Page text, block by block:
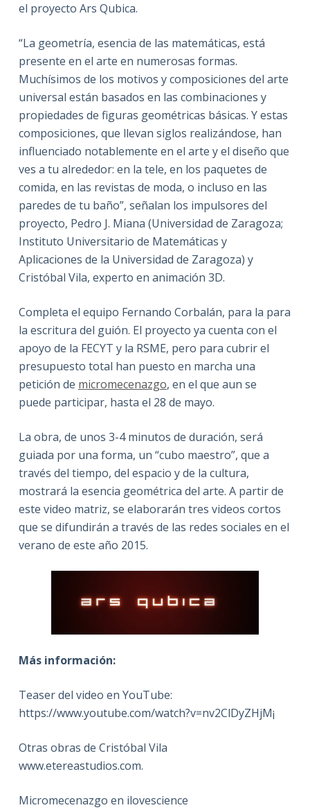
el proyecto Ars Qubica.
“La geometría, esencia de las matemáticas, está
presente en el arte en numerosas formas.
Muchísimos de los motivos y composiciones del arte
universal están basados en las combinaciones y
propiedades de figuras geométricas básicas. Y estas
composiciones, que llevan siglos realizándose, han
influenciado notablemente en el arte y el diseño que
ves a tu alrededor: en la tele, en los paquetes de
comida, en las revistas de moda, o incluso en las
paredes de tu baño”, señalan los impulsores del
proyecto, Pedro J. Miana (Universidad de Zaragoza;
Instituto Universitario de Matemáticas y
Aplicaciones de la Universidad de Zaragoza) y
Cristóbal Vila, experto en animación 3D.
Completa el equipo Fernando Corbalán, para la para
la escritura del guión. El proyecto ya cuenta con el
apoyo de la FECYT y la RSME, pero para cubrir el
presupuesto total han puesto en marcha una
petición de micromecenazgo, en el que aun se
puede participar, hasta el 28 de mayo.
La obra, de unos 3-4 minutos de duración, será
guiada por una forma, un “cubo maestro”, que a
través del tiempo, del espacio y de la cultura,
mostrará la esencia geométrica del arte. A partir de
este video matriz, se elaborarán tres videos cortos
que se difundirán a través de las redes sociales en el
verano de este año 2015.
Más información:
Teaser del video en YouTube:
https://www.youtube.com/watch?v=nv2ClDyZHjM¡
Otras obras de Cristóbal Vila
www.etereastudios.com.
Micromecenazgo en ilovescience